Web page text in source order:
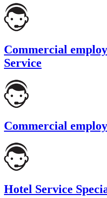
Commercial
Service
Commercial
Hotel Service